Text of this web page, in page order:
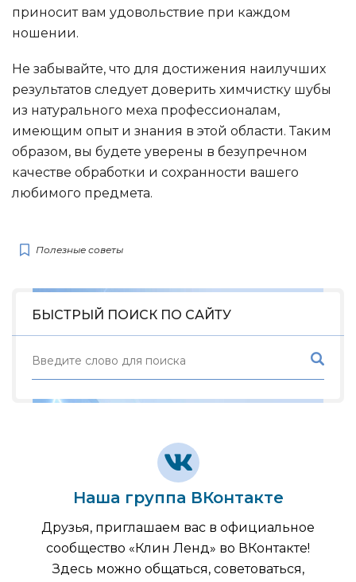
БЫСТРЫЙ ПОИСК ПО САЙТУ
Наша группа ВКонтакте
Друзья, приглашаем вас в официальное
сообщество «Клин Ленд» во ВКонтакте!
Здесь можно общаться, советоваться,
приносит вам удовольствие при каждом
ношении.
Не забывайте, что для достижения наилучших
результатов следует доверить химчистку шубы
из натурального меха профессионалам,
имеющим опыт и знания в этой области. Таким
образом, вы будете уверены в безупречном
качестве обработки и сохранности вашего
любимого предмета.
Полезные советы